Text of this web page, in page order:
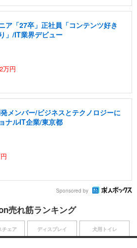
ア「27卒」正社員「コンテンツ好き
」/IT業界デビュー
万円
メンバー/ビジネスとテクノロジーに
ナルIT企業/東京都
Sponsored by
売れ筋ランキング
チェア ディスプレイ 犬用トイレ